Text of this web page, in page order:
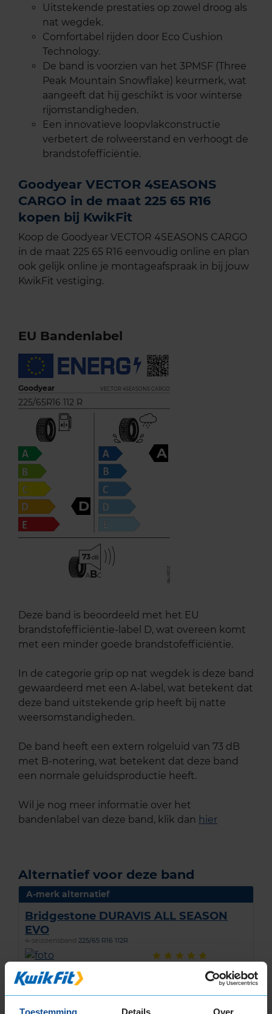
Toestemming Details Over
Uitstekende prestaties op zowel droog als
nat wegdek.
Comfortabel rijden door Eco Cushion
Technology.
De band is voorzien van het 3PMSF (Three
Peak Mountain Snowflake) keurmerk, wat
aangeeft dat hij geschikt is voor winterse
rijomstandigheden.
Een innovatieve loopvlakconstructie
verbetert de rolweerstand en verhoogt de
brandstofefficiëntie.
Goodyear VECTOR 4SEASONS
CARGO in de maat 225 65 R16
kopen bij KwikFit
Koop de Goodyear VECTOR 4SEASONS CARGO
in de maat 225 65 R16 eenvoudig online en plan
ook gelijk online je montageafspraak in bij jouw
KwikFit vestiging.
EU Bandenlabel
Goodyear VECTOR 4SEASONS CARGO
225/65R16 112 R
D
A
73
ABC
Deze band is beoordeeld met het EU
brandstofefficiëntie-label D, wat overeen komt
met een minder goede brandstofefficiëntie.
In de categorie grip op nat wegdek is deze band
gewaardeerd met een A-label, wat betekent dat
deze band uitstekende grip heeft bij natte
weersomstandigheden.
De band heeft een extern rolgeluid van 73 dB
met B-notering, wat betekent dat deze band
een normale geluidsproductie heeft.
Wil je nog meer informatie over het
bandenlabel van deze band, klik dan hier
Alternatief voor deze band
A-merk alternatief
Bridgestone DURAVIS ALL SEASON
EVO
4-seizoensband 225/65 R16 112R